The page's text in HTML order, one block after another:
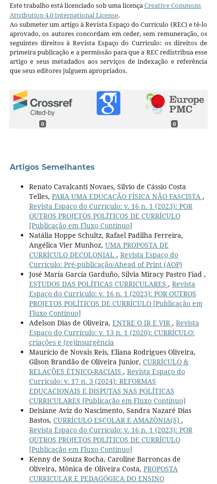
Este trabalho está licenciado sob uma licençaCreative Commons
Attribution 4.0 International License.
Ao submeter um artigo à Revista Espaço do Currículo (REC) e tê-lo
aprovado, os autores concordam em ceder, sem remuneração, os
seguintes direitos à Revista Espaço do Currículo: os direitos de
primeira publicação e a permissão para que a REC redistribua esse
artigo e seus metadados aos serviços de indexação e referência
que seus editores julguem apropriados.
0 0
Artigos Semelhantes
Renato Cavalcanti Novaes, Silvio de Cássio Costa
Telles, PARA UMA EDUCAÇÃO FÍSICA NÃO FASCISTA ,
Revista Espaço do Currículo: v. 16 n. 1 (2023): POR
OUTROS PROJETOS POLÍTICOS DE CURRÍCULO
[Publicação em Fluxo Contínuo]
Natália Hoppe Schultz, Rafael Padilha Ferreira,
Angélica Vier Munhoz, UMA PROPOSTA DE
CURRÍCULO DECOLONIAL , Revista Espaço do
Currículo: Pré-publicação/Ahead of Print (AOP)
José María García Garduño, Silvia Miracy Pastro Fiad ,
ESTUDOS DAS POLÍTICAS CURRICULARES , Revista
Espaço do Currículo: v. 16 n. 1 (2023): POR OUTROS
PROJETOS POLÍTICOS DE CURRÍCULO [Publicação em
Fluxo Contínuo]
Adelson Dias de Oliveira, ENTRE O IR E VIR , Revista
Espaço do Currículo: v. 13 n. 1 (2020): CURRÍCULO:
criações e (re)insurgência
Maurício de Novais Reis, Eliana Rodrigues Oliveira,
Gilson Brandão de Oliveira Junior, CURRÍCULO &
RELAÇÕES ÉTNICO-RACIAIS , Revista Espaço do
Currículo: v. 17 n. 3 (2024): REFORMAS
EDUCACIONAIS E DISPUTAS NAS POLÍTICAS
CURRICULARES [Publicação em Fluxo Contínuo]
Deisiane Aviz do Nascimento, Sandra Nazaré Dias
Bastos, CURRÍCULO ESCOLAR E AMAZÔNIA(S) ,
Revista Espaço do Currículo: v. 16 n. 1 (2023): POR
OUTROS PROJETOS POLÍTICOS DE CURRÍCULO
[Publicação em Fluxo Contínuo]
Kenny de Souza Rocha, Caroline Barroncas de
Oliveira, Mônica de Oliveira Costa, PROPOSTA
CURRICULAR E PEDAGÓGICA DO ENSINO